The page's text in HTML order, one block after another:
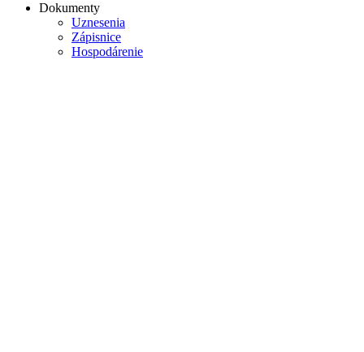
Dokumenty
Uznesenia
Zápisnice
Hospodárenie